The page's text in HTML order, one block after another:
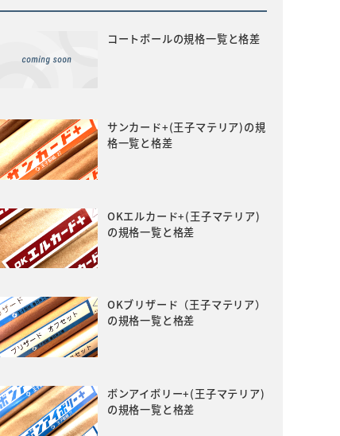
コートボールの規格一覧と格差
サンカード+(王子マテリア)の規
格一覧と格差
OKエルカード+(王子マテリア)
の規格一覧と格差
OKブリザード（王子マテリア）
の規格一覧と格差
ボンアイボリー+(王子マテリア)
の規格一覧と格差